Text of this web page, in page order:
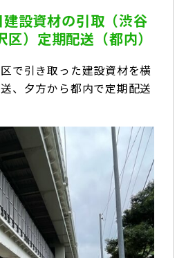
設資材の引取（渋谷
）定期配送（都内）
で引き取った建設資材を横
、夕方から都内で定期配送